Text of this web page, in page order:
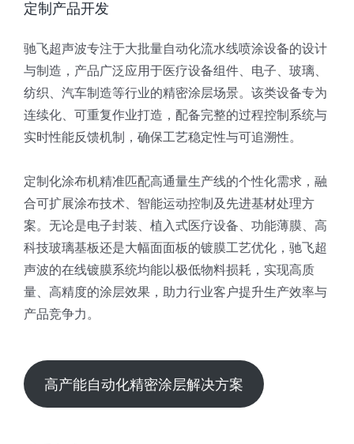
定制产品开发
驰飞超声波专注于大批量自动化流水线喷涂设备的设计
与制造，产品广泛应用于医疗设备组件、电子、玻璃、
纺织、汽车制造等行业的精密涂层场景。该类设备专为
连续化、可重复作业打造，配备完整的过程控制系统与
实时性能反馈机制，确保工艺稳定性与可追溯性。
定制化涂布机精准匹配高通量生产线的个性化需求，融
合可扩展涂布技术、智能运动控制及先进基材处理方
案。无论是电子封装、植入式医疗设备、功能薄膜、高
科技玻璃基板还是大幅面面板的镀膜工艺优化，驰飞超
声波的在线镀膜系统均能以极低物料损耗，实现高质
量、高精度的涂层效果，助力行业客户提升生产效率与
产品竞争力。
高产能自动化精密涂层解决方案